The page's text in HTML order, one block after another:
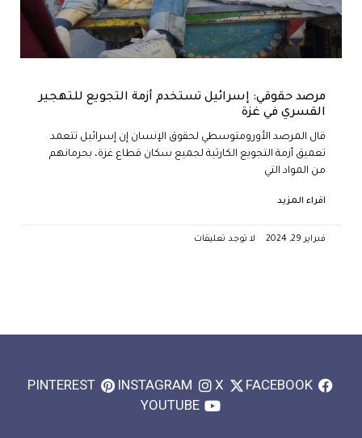
مرصد حقوقي: إسرائيل تستخدم أزمة التجويع للتهجير
القسري في غزة
قال المرصد الأورومتوسطي لحقوق الإنسان إن إسرائيل تتعمد
تعميق أزمة التجويع الكارثية لجميع سكان قطاع غزة، بحرمانهم
من المواد التي
اقراء المزيد
فبراير 29, 2024 لا توجد تعليقات
FACEBOOK
X
INSTAGRAM
PINTEREST
YOUTUBE